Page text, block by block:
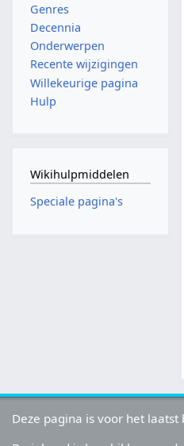
Genres
Decennia
Onderwerpen
Recente wijzigingen
Willekeurige pagina
Hulp
Wikihulpmiddelen
Speciale pagina's
Deze pagina is voor het